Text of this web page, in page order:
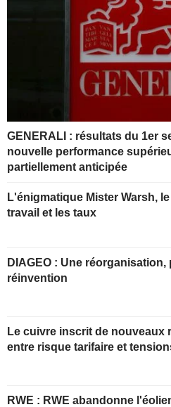
GENERALI : résultats du 1er
nouvelle performance
partiellement anticipée
L'énigmatique Mister Warsh,
travail et les taux
DIAGEO : Une réorganisation, pas une
réinvention
Le cuivre inscrit de nouveaux
entre risque tarifaire et
RWE : RWE abandonne l'éolien offshore